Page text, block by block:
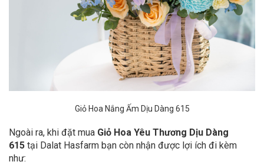
Giỏ Hoa Nắng Ấm Dịu Dàng 615
Ngoài ra, khi đặt mua Giỏ Hoa Yêu Thương Dịu Dàng
615 tại Dalat Hasfarm bạn còn nhận được lợi ích đi kèm
như: